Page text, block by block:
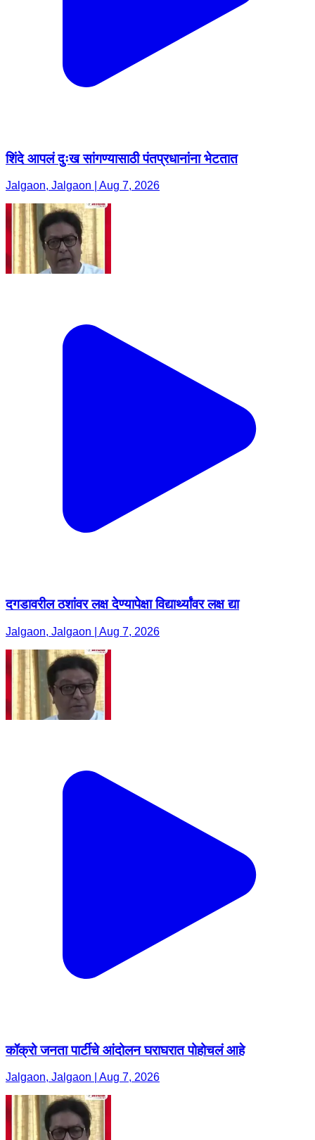
शिंदे आपलं दुःख सांगण्यासाठी पंतप्रधानांना भेटतात
Jalgaon, Jalgaon | Aug 7, 2026
दगडावरील ठशांवर लक्ष देण्यापेक्षा विद्यार्थ्यांवर लक्ष द्या
Jalgaon, Jalgaon | Aug 7, 2026
कॉक्रो जनता पार्टीचे आंदोलन घराघरात पोहोचलं आहे
Jalgaon, Jalgaon | Aug 7, 2026